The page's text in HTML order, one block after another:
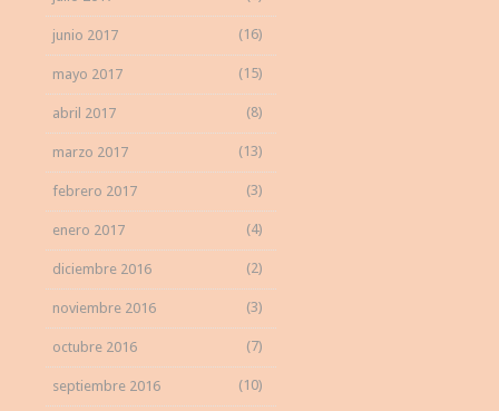
junio 2017 (16)
mayo 2017 (15)
abril 2017 (8)
marzo 2017 (13)
febrero 2017 (3)
enero 2017 (4)
diciembre 2016 (2)
noviembre 2016 (3)
octubre 2016 (7)
septiembre 2016 (10)